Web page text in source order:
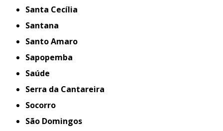
Santa Cecília
Santana
Santo Amaro
Sapopemba
Saúde
Serra da Cantareira
Socorro
São Domingos